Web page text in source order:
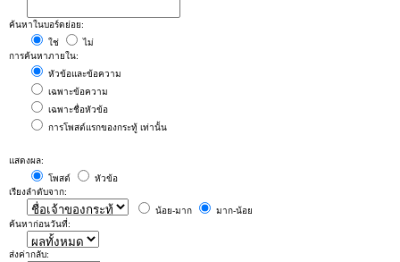
ค้นหาในบอร์ดย่อย:
ใช่
ไม่
การค้นหาภายใน:
หัวข้อและข้อความ
เฉพาะข้อความ
เฉพาะชื่อหัวข้อ
การโพสต์แรกของกระทู้ เท่านั้น
แสดงผล:
โพสต์
หัวข้อ
เรียงลำดับจาก:
น้อย-มาก
มาก-น้อย
ค้นหาก่อนวันที่:
ส่งค่ากลับ: